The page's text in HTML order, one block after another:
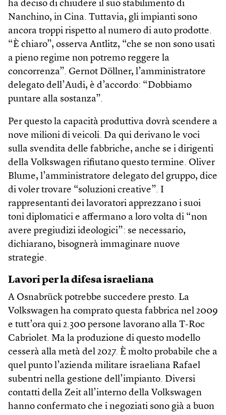
ha deciso di chiudere il suo stabilimento di
Nanchino, in Cina. Tuttavia, gli impianti sono
ancora troppi rispetto al numero di auto prodotte.
“È chiaro”, osserva Antlitz, “che se non sono usati
a pieno regime non potremo reggere la
concorrenza”. Gernot Döllner, l’amministratore
delegato dell’Audi, è d’accordo: “Dobbiamo
puntare alla sostanza”.
Per questo la capacità produttiva dovrà scendere a
nove milioni di veicoli. Da qui derivano le voci
sulla svendita delle fabbriche, anche se i dirigenti
della Volkswagen rifiutano questo termine. Oliver
Blume, l’amministratore delegato del gruppo, dice
di voler trovare “soluzioni creative”. I
rappresentanti dei lavoratori apprezzano i suoi
toni diplomatici e affermano a loro volta di “non
avere pregiudizi ideologici”: se necessario,
dichiarano, bisognerà immaginare nuove
strategie.
Lavori per la difesa israeliana
A Osnabrück potrebbe succedere presto. La
Volkswagen ha comprato questa fabbrica nel 2009
e tutt’ora qui 2.300 persone lavorano alla T-Roc
Cabriolet. Ma la produzione di questo modello
cesserà alla metà del 2027. È molto probabile che a
quel punto l’azienda militare israeliana Rafael
subentri nella gestione dell’impianto. Diversi
contatti della Zeit all’interno della Volkswagen
hanno confermato che i negoziati sono già a buon